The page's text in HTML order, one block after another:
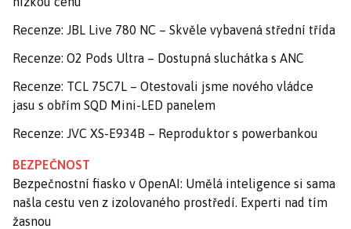
Recenze: JBL Live 780 NC – Skvěle vybavená střední třída
Recenze: O2 Pods Ultra – Dostupná sluchátka s ANC
Recenze: TCL 75C7L – Otestovali jsme nového vládce
jasu s obřím SQD Mini-LED panelem
Recenze: JVC XS-E934B – Reproduktor s powerbankou
BEZPEČNOST
Bezpečnostní fiasko v OpenAI: Umělá inteligence si sama
našla cestu ven z izolovaného prostředí. Experti nad tím
žasnou